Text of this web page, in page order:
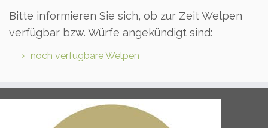
Bitte informieren Sie sich, ob zur Zeit Welpen
verfügbar bzw. Würfe angekündigt sind:
noch verfügbare Welpen